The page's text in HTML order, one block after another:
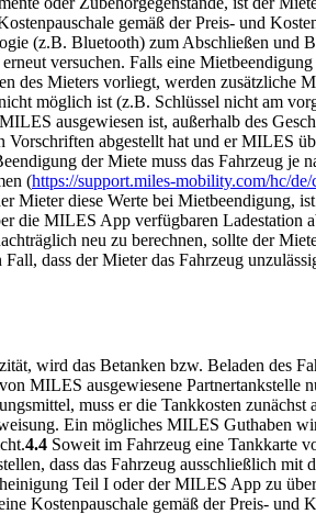
gemäß der Preis- und
(z.B. Bluetooth) zum Abschließen und
versuchen. Falls eine
Mieters vorliegt, werden zusätzliche
möglich ist (z.B. Schlüssel nicht am
ausgewiesen ist, außerhalb des
abgestellt hat und er MILES
der Miete muss das Fahrzeug je
(https://support.miles-mobility.com/hc/
diese Werte bei Mietbeendigung,
MILES App verfügbaren Ladestation
neu zu berechnen, sollte der
dass der Mieter das Fahrzeug
wird das Betanken bzw. Beladen des
MILES ausgewiesene Partnertankstelle
muss er die Tankkosten
Ein mögliches MILES Guthaben
4.4 Soweit im Fahrzeug eine Tankkarte
dass das Fahrzeug ausschließlich
Teil I oder der MILES App zu
Kostenpauschale gemäß der Preis- und